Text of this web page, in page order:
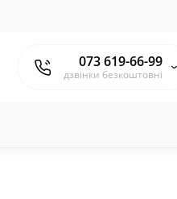
073 619-66-99
дзвінки безкоштовні